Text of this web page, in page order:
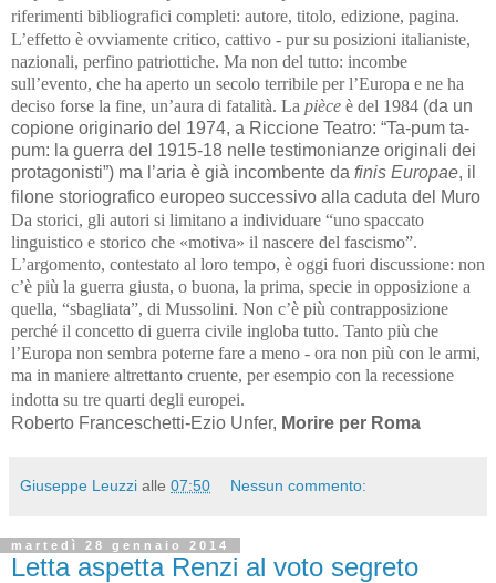
riferimenti bibliografici completi: autore, titolo, edizione, pagina.
L’effetto è ovviamente critico, cattivo - pur su posizioni italianiste,
nazionali, perfino patriottiche. Ma non del tutto: incombe
sull’evento, che ha aperto un secolo terribile per l’Europa e ne ha
deciso forse la fine, un’aura di fatalità. La pièce è del 1984 (da un
copione originario del 1974, a Riccione Teatro: “Ta-pum ta-
pum: la guerra del 1915-18 nelle testimonianze originali dei
protagonisti”) ma l’aria è già incombente da finis Europae, il
filone storiografico europeo successivo alla caduta del Muro
Da storici, gli autori si limitano a individuare “uno spaccato
linguistico e storico che «motiva» il nascere del fascismo”.
L’argomento, contestato al loro tempo, è oggi fuori discussione: non
c’è più la guerra giusta, o buona, la prima, specie in opposizione a
quella, “sbagliata”, di Mussolini. Non c’è più contrapposizione
perché il concetto di guerra civile ingloba tutto. Tanto più che
l’Europa non sembra poterne fare a meno - ora non più con le armi,
ma in maniere altrettanto cruente, per esempio con la recessione
indotta su tre quarti degli europei.
Roberto Franceschetti-Ezio Unfer, Morire per Roma
Giuseppe Leuzzi alle 07:50 Nessun commento:
martedì 28 gennaio 2014
Letta aspetta Renzi al voto segreto